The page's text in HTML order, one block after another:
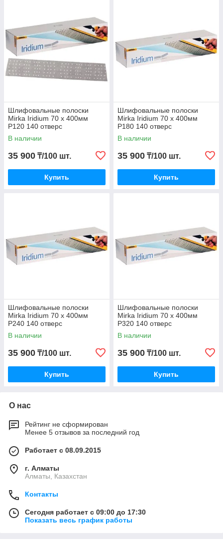
Шлифовальные полоски
Mirka Iridium 70 х 400мм
P120 140 отверс
В наличии
35 900 ₸/100 шт.
Купить
Шлифовальные полоски
Mirka Iridium 70 х 400мм
P180 140 отверс
В наличии
35 900 ₸/100 шт.
Купить
Шлифовальные полоски
Mirka Iridium 70 х 400мм
P240 140 отверс
В наличии
35 900 ₸/100 шт.
Купить
Шлифовальные полоски
Mirka Iridium 70 х 400мм
P320 140 отверс
В наличии
35 900 ₸/100 шт.
Купить
О нас
Рейтинг не сформирован
Менее 5 отзывов за последний год
Работает с 08.09.2015
г. Алматы
Алматы, Казахстан
Контакты
Сегодня работает с 09:00 до 17:30
Показать весь график работы